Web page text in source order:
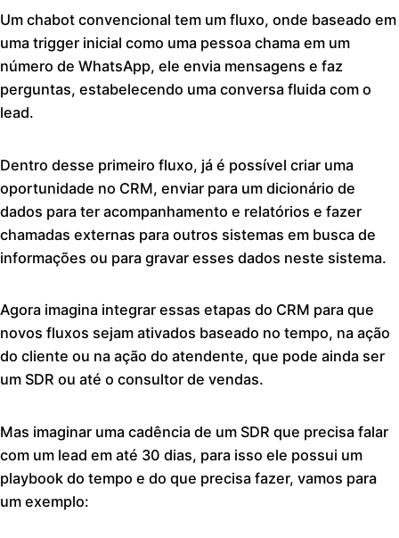
Um chabot convencional tem um fluxo, onde baseado em
uma trigger inicial como uma pessoa chama em um
número de WhatsApp, ele envia mensagens e faz
perguntas, estabelecendo uma conversa fluida com o
lead.
Dentro desse primeiro fluxo, já é possível criar uma
oportunidade no CRM, enviar para um dicionário de
dados para ter acompanhamento e relatórios e fazer
chamadas externas para outros sistemas em busca de
informações ou para gravar esses dados neste sistema.
Agora imagina integrar essas etapas do CRM para que
novos fluxos sejam ativados baseado no tempo, na ação
do cliente ou na ação do atendente, que pode ainda ser
um SDR ou até o consultor de vendas.
Mas imaginar uma cadência de um SDR que precisa falar
com um lead em até 30 dias, para isso ele possui um
playbook do tempo e do que precisa fazer, vamos para
um exemplo: